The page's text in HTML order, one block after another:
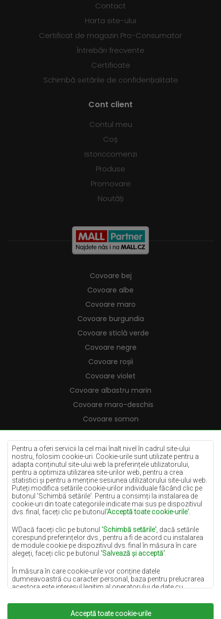
Pentru a oferi servicii la cel mai înalt nivel în cadrul site-ului
nostru, folosim cookie-uri. Cookie-urile sunt utilizate pentru a
adapta conținutul site-ului web la preferințele utilizatorului,
pentru a optimiza utilizarea site-urilor web, pentru a crea
statistici și pentru a menține sesiunea utilizatorului site-ului web.
Puteți modifica setările cookie-urilor individuale făcând clic pe
butonul 'Schimbă setările'. Pentru a consimți la instalarea de
cookie-uri din toate categoriile indicate mai sus pe dispozitivul
dvs. final, faceți clic pe butonul 'Acceptă toate cookie-urile'
WDacă faceți clic pe butonul 'Schimbă setările' , dacă setările
corespund preferințelor dvs., pentru a fi de acord cu instalarea
de module cookie pe dispozitivul dvs. final în măsura în care
alegeți, faceți clic pe butonul 'Salvează și acceptă'
În măsura în care cookie-urile vor conține datele
dumneavoastră cu caracter personal, baza pentru prelucrarea
acestora este interesul legitim al operatorului de date cu
sub forma asigurării unei calități ridicate a serviciilor furnizate
pe site-ul nostru și a activităților de marketing ale operatorului de
Acceptă toate cookie-urile
Contact
Harta site-ului
Certificat de magazin Pro-Consumator
Întrebări frecvente
Certificate
Schimbă setările de confidențialitate
Cont client
Contul meu
Coș
Istoriccomenzi
Produse
Promovare
Noutăți
Covoare bej
Covoare albe
Covoare maro
Covoare burgundia
Covoare sticlă verde
Covoare negre
Covoare roșii
Covoare violet
Covoare albastru marin
Covoare maro-deschis
Covoare somon
Covoare crem
Covoare lila
Covoare galbene
Covoare mentă
Covoare albastre
Covoare portocalii
Covoare gri
Covoare teracotă
Covoare aurii